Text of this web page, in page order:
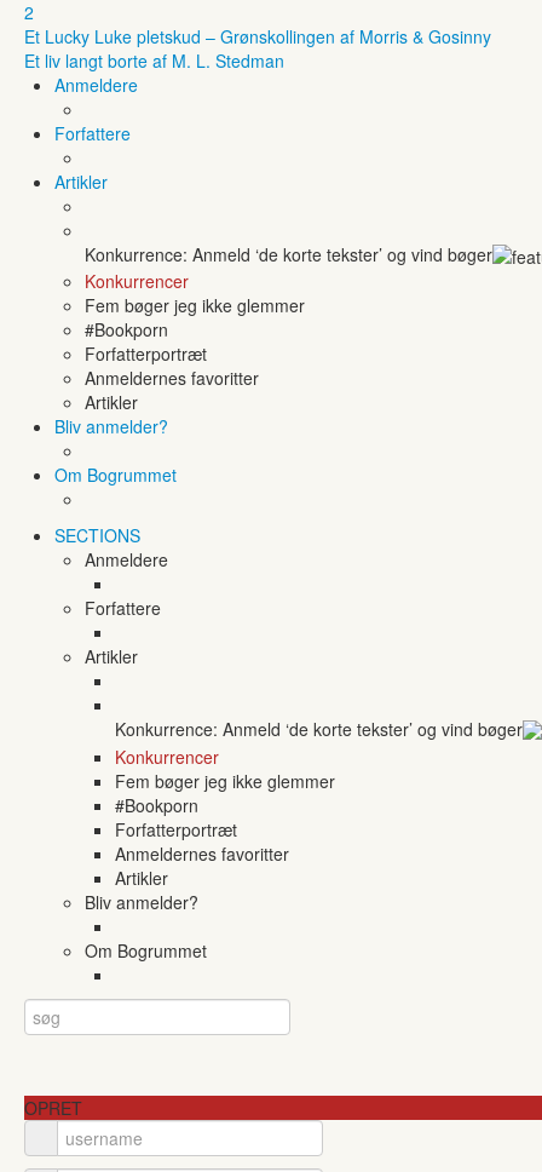
2
Et Lucky Luke pletskud – Grønskollingen af Morris & Gosinny
Et liv langt borte af M. L. Stedman
Anmeldere
Forfattere
Artikler
Konkurrence: Anmeld ‘de korte tekster’ og vind bøger
Konkurrencer
Fem bøger jeg ikke glemmer
#Bookporn
Forfatterportræt
Anmeldernes favoritter
Artikler
Bliv anmelder?
Om Bogrummet
SECTIONS
Anmeldere
Forfattere
Artikler
Konkurrence: Anmeld ‘de korte tekster’ og vind bøger
Konkurrencer
Fem bøger jeg ikke glemmer
#Bookporn
Forfatterportræt
Anmeldernes favoritter
Artikler
Bliv anmelder?
Om Bogrummet
OPRET